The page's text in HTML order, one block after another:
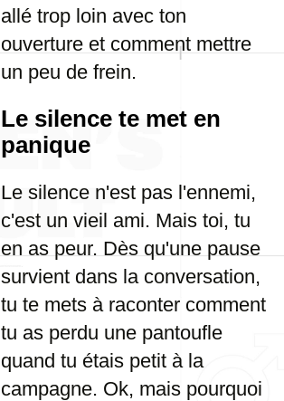
allé trop loin avec ton
ouverture et comment mettre
un peu de frein.
Le silence te met en
panique
Le silence n'est pas l'ennemi,
c'est un vieil ami. Mais toi, tu
en as peur. Dès qu'une pause
survient dans la conversation,
tu te mets à raconter comment
tu as perdu une pantoufle
quand tu étais petit à la
campagne. Ok, mais pourquoi